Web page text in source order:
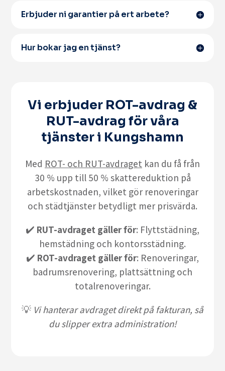
Erbjuder ni garantier på ert arbete?
Hur bokar jag en tjänst?
Vi erbjuder ROT-avdrag &
RUT-avdrag för våra
tjänster i Kungshamn
Med ROT- och RUT-avdraget kan du få från
30 % upp till 50 % skattereduktion på
arbetskostnaden, vilket gör renoveringar
och städtjänster betydligt mer prisvärda.
✔️ RUT-avdraget gäller för: Flyttstädning,
hemstädning och kontorsstädning.
✔️ ROT-avdraget gäller för: Renoveringar,
badrumsrenovering, plattsättning och
totalrenoveringar.
💡 Vi hanterar avdraget direkt på fakturan, så
du slipper extra administration!